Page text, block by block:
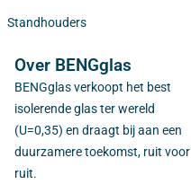
Standhouders
Over BENGglas
BENGglas verkoopt het best
isolerende glas ter wereld
(U=0,35) en draagt bij aan een
duurzamere toekomst, ruit voor
ruit.